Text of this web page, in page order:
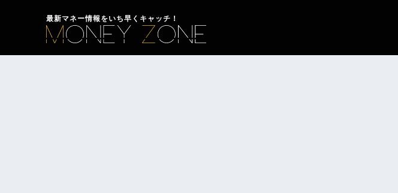
最新マネー情報をいち早くキャッチ！